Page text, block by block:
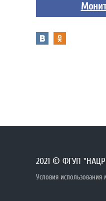
2021 © ФГУП
Условия использования